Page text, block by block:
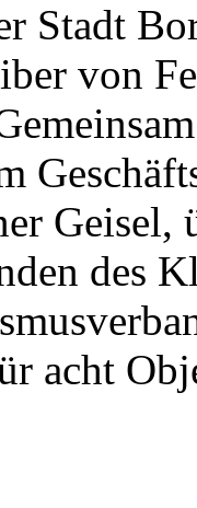
Stadt
von
Geisel,
des
acht